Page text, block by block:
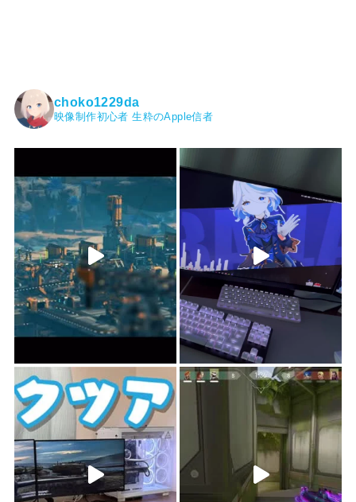
choko1229da
映像制作初心者 生粋のApple信者